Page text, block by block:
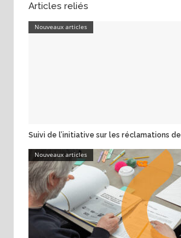
Articles reliés
Nouveaux articles
Suivi de l’initiative sur les réclamations
Nouveaux articles